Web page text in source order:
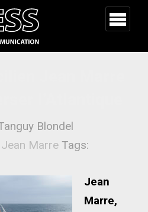
Blondel
Jean Marre Tags:
Jean
Marre,